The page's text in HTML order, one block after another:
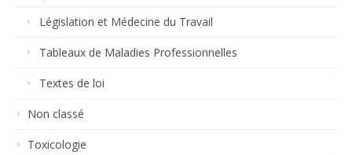
Législation et Médecine du Travail
Tableaux de Maladies Professionnelles
Textes de loi
Non classé
Toxicologie